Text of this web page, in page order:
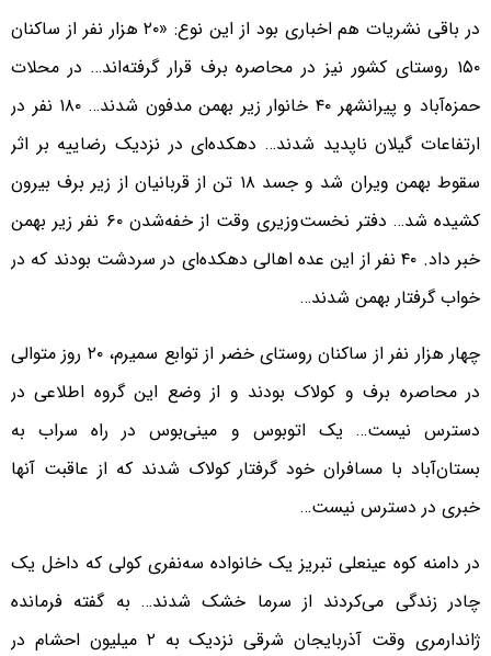
در باقی نشریات هم اخباری بود از این نوع: «۲۰ هزار نفر از ساکنان
۱۵۰ روستای کشور نیز در محاصره برف قرار گرفته‌اند… در محلات
حمزه‌آباد و پیرانشهر ۴۰ خانوار زیر بهمن مدفون شدند… ۱۸۰ نفر در
ارتفاعات گیلان ناپدید شدند… دهکده‌ای در نزدیک رضاییه بر اثر
سقوط بهمن ویران شد و جسد ۱۸ تن از قربانیان از زیر برف بیرون
کشیده شد… دفتر نخست‌وزیری وقت از خفه‌شدن ۶۰ نفر زیر بهمن
خبر داد. ۴۰ نفر از این عده اهالی دهکده‌ای در سردشت بودند که در
خواب گرفتار بهمن شدند…
چهار هزار نفر از ساکنان روستای خضر از توابع سمیرم، ۲۰ روز متوالی
در محاصره برف و کولاک بودند و از وضع این گروه اطلاعی در
دسترس نیست… یک اتوبوس و مینی‌بوس در راه سراب به
بستان‌آباد با مسافران خود گرفتار کولاک شدند که از عاقبت آنها
خبری در دسترس نیست…
در دامنه کوه عینعلی تبریز یک خانواده سه‌نفری کولی که داخل یک
چادر زندگی می‌کردند از سرما خشک شدند… به گفته فرمانده
ژاندارمری وقت آذربایجان شرقی نزدیک به ۲ میلیون احشام در